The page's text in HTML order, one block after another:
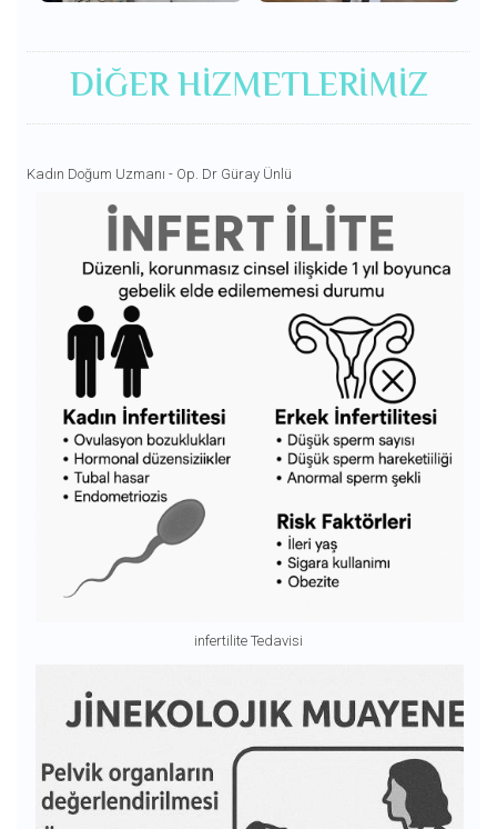
DIĞER HIZMETLERIMIZ
Kadın Doğum Uzmanı - Op. Dr Güray Ünlü
infertilite Tedavisi